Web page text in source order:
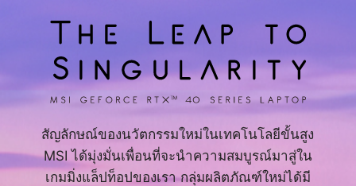
สัญลักษณ์ของนวัตกรรมใหม่ในเทคโนโลยีขั้นสูง
MSI ได้มุ่งมั่นเพื่อนที่จะนำความสมบูรณ์มาสู่ใน
เกมมิ่งแล็ปท็อปของเรา กลุ่มผลิตภัณฑ์ใหม่ได้มี